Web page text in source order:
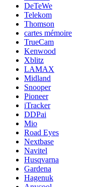
DeTeWe
Telekom
Thomson
cartes mémoire
TrueCam
Kenwood
Xblitz
LAMAX
Midland
Snooper
Pioneer
iTracker
DDPai
Mio
Road Eyes
Nextbase
Navitel
Husqvarna
Gardena
Hagenuk